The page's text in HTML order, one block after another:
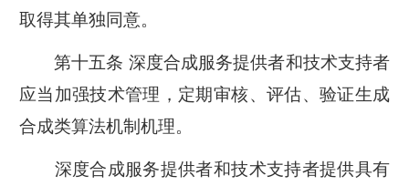
取得其单独同意。
第十五条 深度合成服务提供者和技术支持者
应当加强技术管理，定期审核、评估、验证生成
合成类算法机制机理。
深度合成服务提供者和技术支持者提供具有